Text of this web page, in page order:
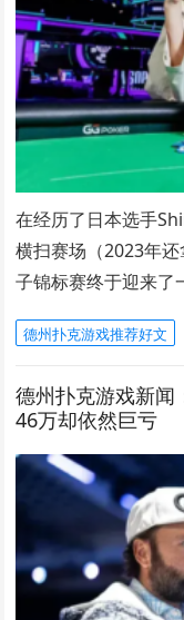
在经历了日本选手
横扫赛场（2023年
子锦标赛终于迎来
德州扑克游戏推荐好文
德州扑克游戏新闻
46万却依然巨亏